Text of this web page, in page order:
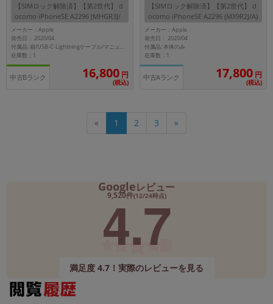
【SIMロック解除済】【第2世代】 d
ocomo iPhoneSE A2296 (MHGR3J/
A) 64GB (PRODUCT)RED
メーカー：Apple
発売日： 2020/04
付属品: 箱/USB-C-Lightningケーブル/マニュアル/SIMピン
在庫数：1
中古Bランク 16,800 円
(税込)
【SIMロック解除済】【第2世代】 d
ocomo iPhoneSE A2296 (MX9R2J/A)
64GB ブラック
メーカー：Apple
発売日： 2020/04
付属品: 本体のみ
在庫数：1
中古Aランク 17,800 円
(税込)
« 1 2 3 »
Googleレビュー
9,520件(12/24時点)
4.7
満足度 4.7！実際のレビューを見る